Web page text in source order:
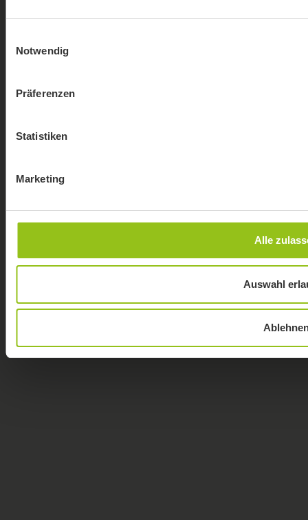
Notwendig
Präferenzen
Statistiken
Marketing
Alle
Auswahl